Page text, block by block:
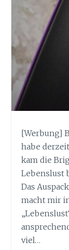
[Werbung]
habe
kam die
Lebenslust
Das
macht mir
viel…